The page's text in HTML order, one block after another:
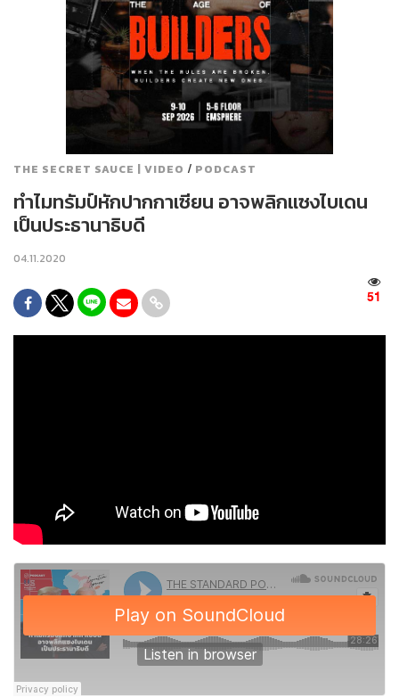
THE SECRET SAUCE | VIDEO / PODCAST
ทำไมทรัมป์หักปากกาเซียน อาจพลิกแซงไบเดน
เป็นประธานาธิบดี
04.11.2020
51